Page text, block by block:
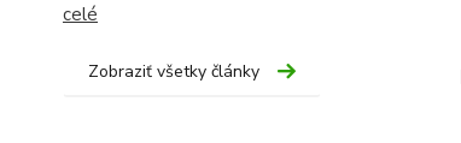
celé
Zobraziť všetky články